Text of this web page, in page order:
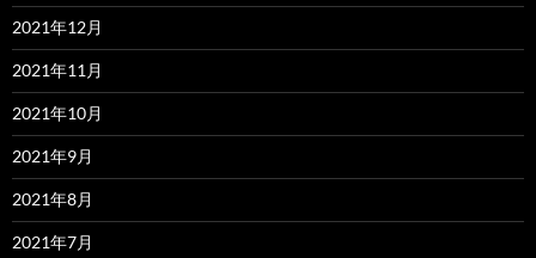
2021年12月
2021年11月
2021年10月
2021年9月
2021年8月
2021年7月